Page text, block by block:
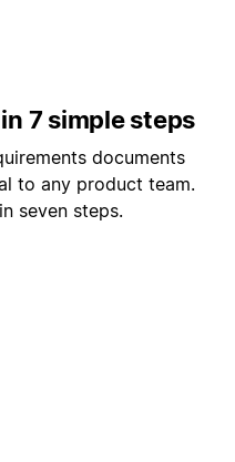
7 simple steps
documents
to any product team.
seven steps.